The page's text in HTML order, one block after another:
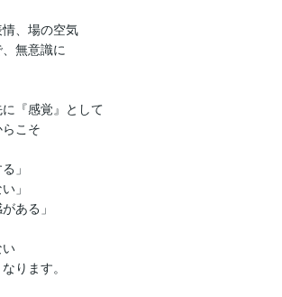
、場の空気
無意識に
『感覚』として
こそ
」
」
ある」
ります。